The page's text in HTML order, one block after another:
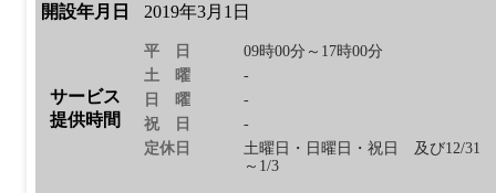
開設年月日
2019年3月1日
サービス
提供時間
平日
09時00分～17時00分
土曜
-
日曜
-
祝日
-
定休日
土曜日・日曜日・祝日 及び12/31
～1/3